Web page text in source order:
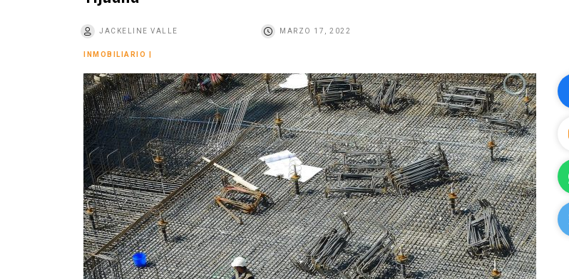
JACKELINE VALLE MARZO 17, 2022
INMOBILIARIO